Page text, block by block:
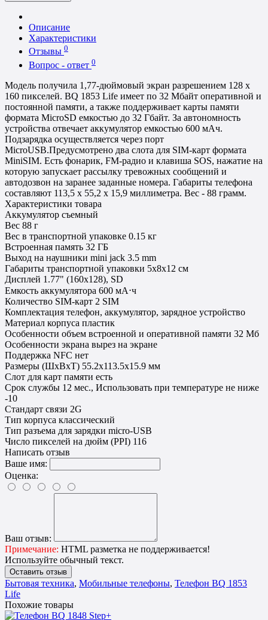
Описание
Характеристики
Отзывы 0
Вопрос - ответ 0
Модель получила 1,77-дюймовый экран разрешением 128 х
160 пикселей. BQ 1853 Life имеет по 32 Мбайт оперативной и
постоянной памяти, а также поддерживает карты памяти
формата MicroSD емкостью до 32 Гбайт. За автономность
устройства отвечает аккумулятор емкостью 600 мАч.
Подзарядка осуществляется через порт
MicroUSB.Предусмотрено два слота для SIM-карт формата
MiniSIM. Есть фонарик, FM-радио и клавиша SOS, нажатие на
которую запускает рассылку тревожных сообщений и
автодозвон на заранее заданные номера. Габариты телефона
составляют 113,5 х 55,2 х 15,9 миллиметра. Вес - 88 грамм.
Характеристики товара
Аккумулятор съемный
Вес 88 г
Вес в транспортной упаковке 0.15 кг
Встроенная память 32 ГБ
Выход на наушники mini jack 3.5 mm
Габариты транспортной упаковки 5х8х12 см
Дисплей 1.77" (160x128), SD
Емкость аккумулятора 600 мА⋅ч
Количество SIM-карт 2 SIM
Комплектация телефон, аккумулятор, зарядное устройство
Материал корпуса пластик
Особенности объем встроенной и оперативной памяти 32 Мб
Особенности экрана вырез на экране
Поддержка NFC нет
Размеры (ШxВxТ) 55.2x113.5x15.9 мм
Слот для карт памяти есть
Срок службы 12 мес., Использовать при температуре не ниже
-10
Стандарт связи 2G
Тип корпуса классический
Тип разъема для зарядки micro-USB
Число пикселей на дюйм (PPI) 116
Написать отзыв
Ваше имя:
Оценка:
Ваш отзыв:
Примечание: HTML разметка не поддерживается!
Используйте обычный текст.
Оставить отзыв
Бытовая техника, Мобильные телефоны, Телефон BQ 1853
Life
Похожие товары